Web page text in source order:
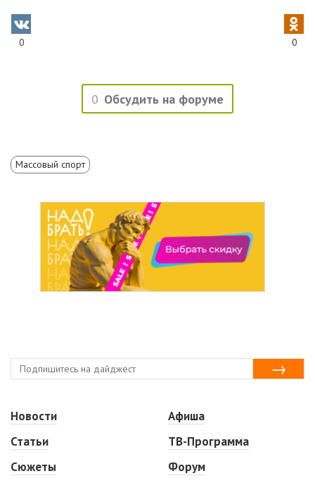
0 0
0 Обсудить на форуме
Массовый спорт
Новости
Статьи
Сюжеты
Афиша
ТВ-Программа
Форум